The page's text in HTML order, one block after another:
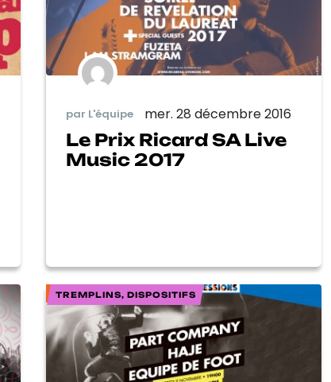
par L'équipe mer. 28 décembre 2016
Le Prix Ricard SA Live
Music 2017
TREMPLINS, DISPOSITIFS